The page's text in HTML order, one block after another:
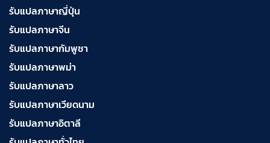
รับแปลภาษาญี่ปุ่น
รับแปลภาษาจีน
รับแปลภาษากัมพูชา
รับแปลภาษาพม่า
รับแปลภาษาลาว
รับแปลภาษาเวียดนาม
รับแปลภาษาอิตาลี